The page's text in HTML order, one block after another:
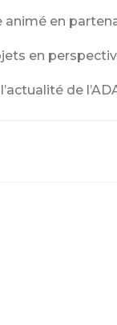
animé en
en
de